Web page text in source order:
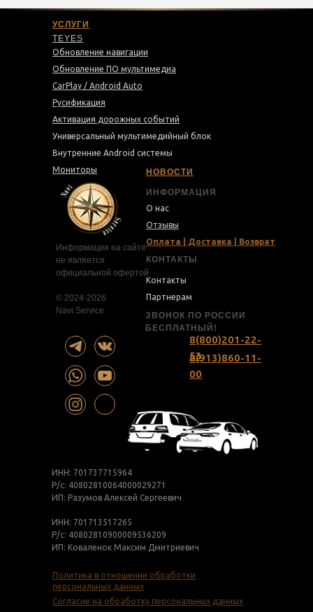
Согласие на обработку персональных данных
Политика в отношении обработки
персональных данных
Информация на сайте
не является
официальной офертой
© 2024-2026
Navi Service
УСЛУГИ
Обновление навигации
Обновление ПО мультимедиа
CarPlay / Android Auto
Русификация
Активация дорожных событий
Универсальный мультимедийный блок
Внутренние Android системы
Мониторы
ИНФОРМАЦИЯ
О нас
Отзывы
Оплата | Доставка | Возврат
КОНТАКТЫ
Контакты
Партнерам
ИНН: 701737715964
Р/с: 40802810064000029271
ИП: Разумов Алексей Сергеевич
ИНН: 701713517265
Р/с: 40802810900009536209
ИП: Коваленок Максим Дмитриевич
ЗВОНОК ПО РОССИИ
БЕСПЛАТНЫЙ!
НОВОСТИ
8(800)201-22-
53
8(913)860-11-
00
TEYES